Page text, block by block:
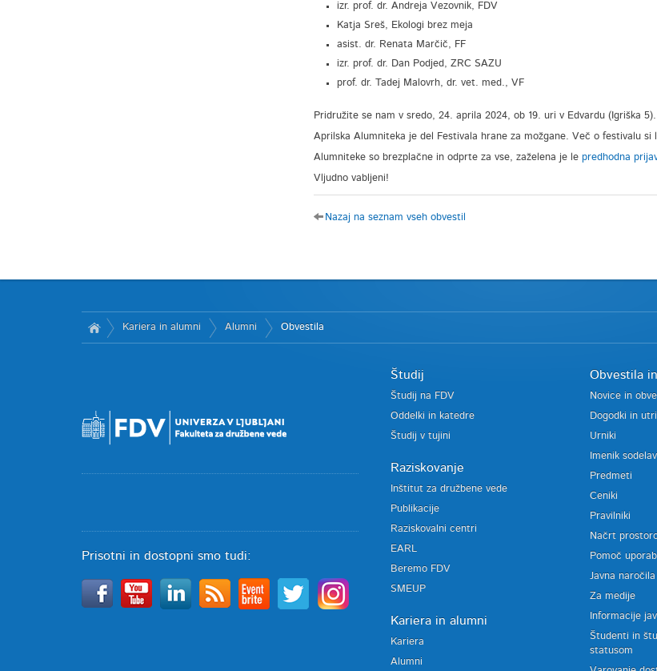
izr. prof. dr. Andreja Vezovnik, FDV
Katja Sreš, Ekologi brez meja
asist. dr. Renata Marčič, FF
izr. prof. dr. Dan Podjed, ZRC SAZU
prof. dr. Tadej Malovrh, dr. vet. med., VF
Pridružite se nam v sredo, 24. aprila 2024, ob 19. uri v Edvardu (Igriška 5).
Aprilska Alumniteka je del Festivala hrane za možgane. Več o festivalu si
Alumniteke so brezplačne in odprte za vse, zaželena je le predhodna
Vljudno vabljeni!
Nazaj na seznam vseh obvestil
Kariera in alumni Alumni Obvestila
Prisotni in dostopni smo tudi:
Študij
Študij na FDV
Oddelki in katedre
Študij v tujini
Raziskovanje
Inštitut za družbene vede
Publikacije
Raziskovalni centri
EARL
Beremo FDV
SMEUP
Kariera in alumni
Kariera
Alumni
Obvestila
Novice in
Dogodki in
Urniki
Imenik
Predmeti
Ceniki
Pravilniki
Načrt
Pomoč
Javna naročila
Za medije
Informacije
Študenti in
statusom